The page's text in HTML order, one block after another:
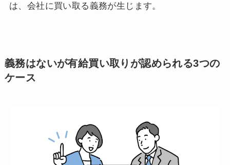
は、会社に買い取る義務が生じます。
義務はないが有給買い取りが認められる3つの
ケース